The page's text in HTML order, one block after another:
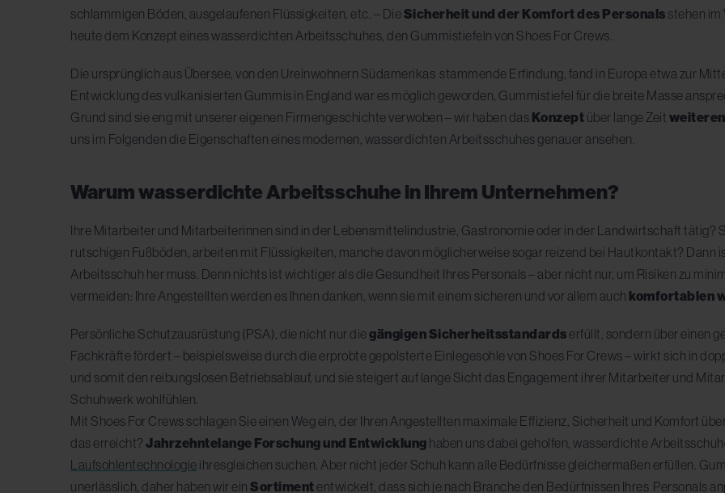
schlammigen Böden, ausgelaufenen Flüssigkeiten, etc. – DieSicherheit und der Komfort des Personalsstehen im
heute dem Konzept eines wasserdichten Arbeitsschuhes, den Gummistiefeln von Shoes For Crews.
Die ursprünglich aus Übersee, von den Ureinwohnern Südamerikas stammende Erfindung, fand in Europa etwa zur
Entwicklung des vulkanisierten Gummis in England war es möglich geworden, Gummistiefel für die breite Masse
Grund sind sie eng mit unserer eigenen Firmengeschichte verwoben – wir haben das Konzept über lange Zeit
uns im Folgenden die Eigenschaften eines modernen, wasserdichten Arbeitsschuhes genauer ansehen.
Warum wasserdichte Arbeitsschuhe in Ihrem Unternehmen?
Ihre Mitarbeiter und Mitarbeiterinnen sind in der Lebensmittelindustrie, Gastronomie oder in der Landwirtschaft tätig?
rutschigen Fußböden, arbeiten mit Flüssigkeiten, manche davon möglicherweise sogar reizend bei Hautkontakt? Dann
Arbeitsschuh her muss. Denn nichts ist wichtiger als die Gesundheit Ihres Personals – aber nicht nur, um Risiken zu
vermeiden: Ihre Angestellten werden es Ihnen danken, wenn sie mit einem sicheren und vor allem auch komfortablen
Persönliche Schutzausrüstung (PSA), die nicht nur diegängigen Sicherheitsstandardserfüllt, sondern über einen
Fachkräfte fördert – beispielsweise durch die erprobte gepolsterte Einlegesohle von Shoes For Crews – wirkt sich in
und somit den reibungslosen Betriebsablauf, und sie steigert auf lange Sicht das Engagement ihrer Mitarbeiter und
Schuhwerk wohlfühlen.
Mit Shoes For Crews schlagen Sie einen Weg ein, der Ihren Angestellten maximale Effizienz, Sicherheit und Komfort
das erreicht? Jahrzehntelange Forschung und Entwicklung haben uns dabei geholfen, wasserdichte
Laufsohlentechnologie ihresgleichen suchen. Aber nicht jeder Schuh kann alle Bedürfnisse gleichermaßen erfüllen.
unerlässlich, daher haben wir ein Sortimententwickelt, dass sich je nach Branche den Bedürfnissen Ihres Personals